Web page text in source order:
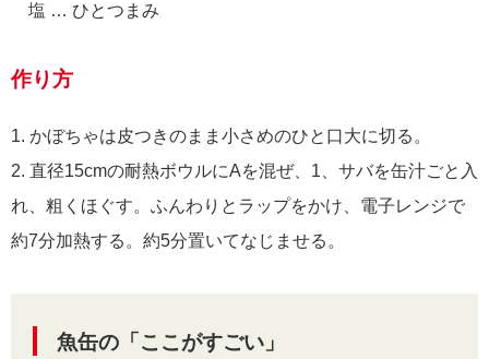
塩 … ひとつまみ
作り方
1. かぼちゃは皮つきのまま小さめのひと口大に切る。
2. 直径15cmの耐熱ボウルにAを混ぜ、1、サバを缶汁ごと入
れ、粗くほぐす。ふんわりとラップをかけ、電子レンジで
約7分加熱する。約5分置いてなじませる。
魚缶の「ここがすごい」